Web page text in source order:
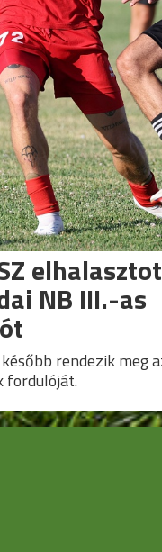
NB III.-as
rendezik meg
fordulóját.